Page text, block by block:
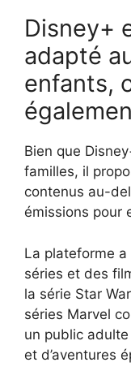
Disney+
adapté
enfants,
Bien que
familles, il
contenus au-
émissions pour
La plateforme
séries et des
la série Star
séries Marvel
un public
et d’aventures